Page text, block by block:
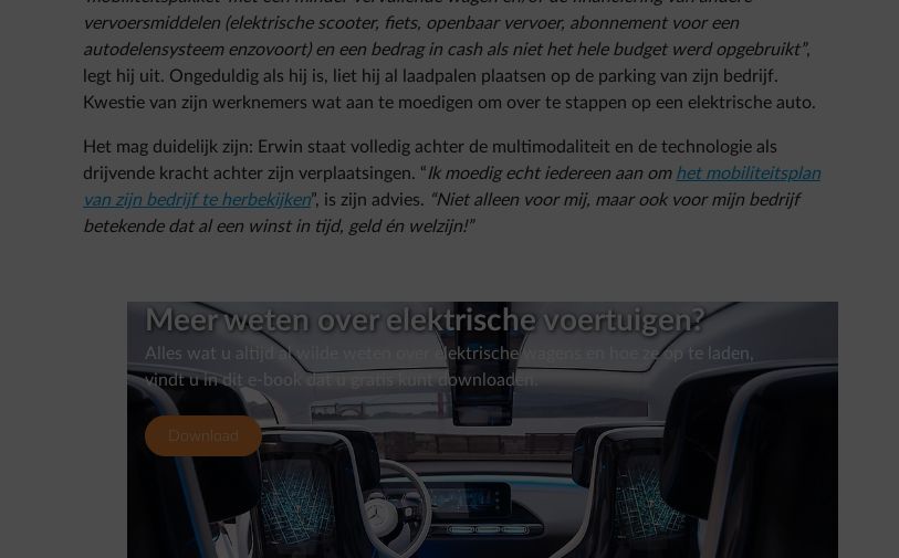
vervoersmiddelen (elektrische scooter, fiets, openbaar vervoer, abonnement voor een
autodelensysteem enzovoort) en een bedrag in cash als niet het hele budget werd opgebruikt”,
legt hij uit. Ongeduldig als hij is, liet hij al laadpalen plaatsen op de parking van zijn bedrijf.
Kwestie van zijn werknemers wat aan te moedigen om over te stappen op een elektrische auto.
Het mag duidelijk zijn: Erwin staat volledig achter de multimodaliteit en de technologie als
drijvende kracht achter zijn verplaatsingen. “Ik moedig echt iedereen aan om het mobiliteitsplan
van zijn bedrijf te herbekijken”, is zijn advies. “Niet alleen voor mij, maar ook voor mijn bedrijf
betekende dat al een winst in tijd, geld én welzijn!”
Meer weten over elektrische voertuigen?
Alles wat u altijd al wilde weten over elektrische wagens en hoe ze op te laden,
vindt u in dit e-book dat u gratis kunt downloaden.
Download